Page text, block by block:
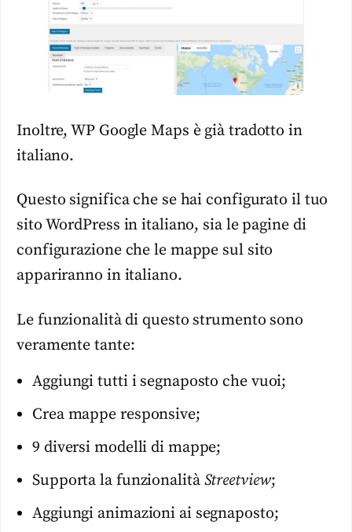
Inoltre, WP Google Maps è già tradotto in
italiano.
Questo significa che se hai configurato il tuo
sito WordPress in italiano, sia le pagine di
configurazione che le mappe sul sito
appariranno in italiano.
Le funzionalità di questo strumento sono
veramente tante:
Aggiungi tutti i segnaposto che vuoi;
Crea mappe responsive;
9 diversi modelli di mappe;
Supporta la funzionalità Streetview;
Aggiungi animazioni ai segnaposto;